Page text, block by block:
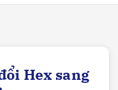
Hex sang